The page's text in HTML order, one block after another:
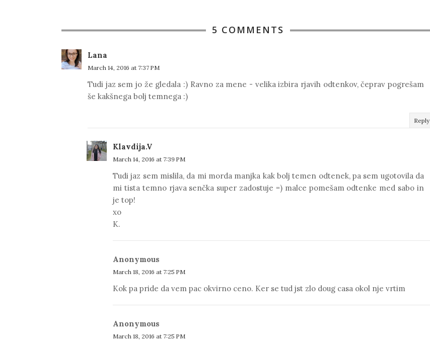
5 COMMENTS
Lana
March 14, 2016 at 7:37 PM
Tudi jaz sem jo že gledala :) Ravno za mene - velika izbira rjavih odtenkov, čeprav pogrešam
še kakšnega bolj temnega :)
Reply
Klavdija.V
March 14, 2016 at 7:39 PM
Tudi jaz sem mislila, da mi morda manjka kak bolj temen odtenek, pa sem ugotovila da
mi tista temno rjava senčka super zadostuje =) malce pomešam odtenke med sabo in
je top!
xo
K.
Anonymous
March 18, 2016 at 7:25 PM
Kok pa pride da vem pac okvirno ceno. Ker se tud jst zlo doug casa okol nje vrtim
Anonymous
March 18, 2016 at 7:25 PM